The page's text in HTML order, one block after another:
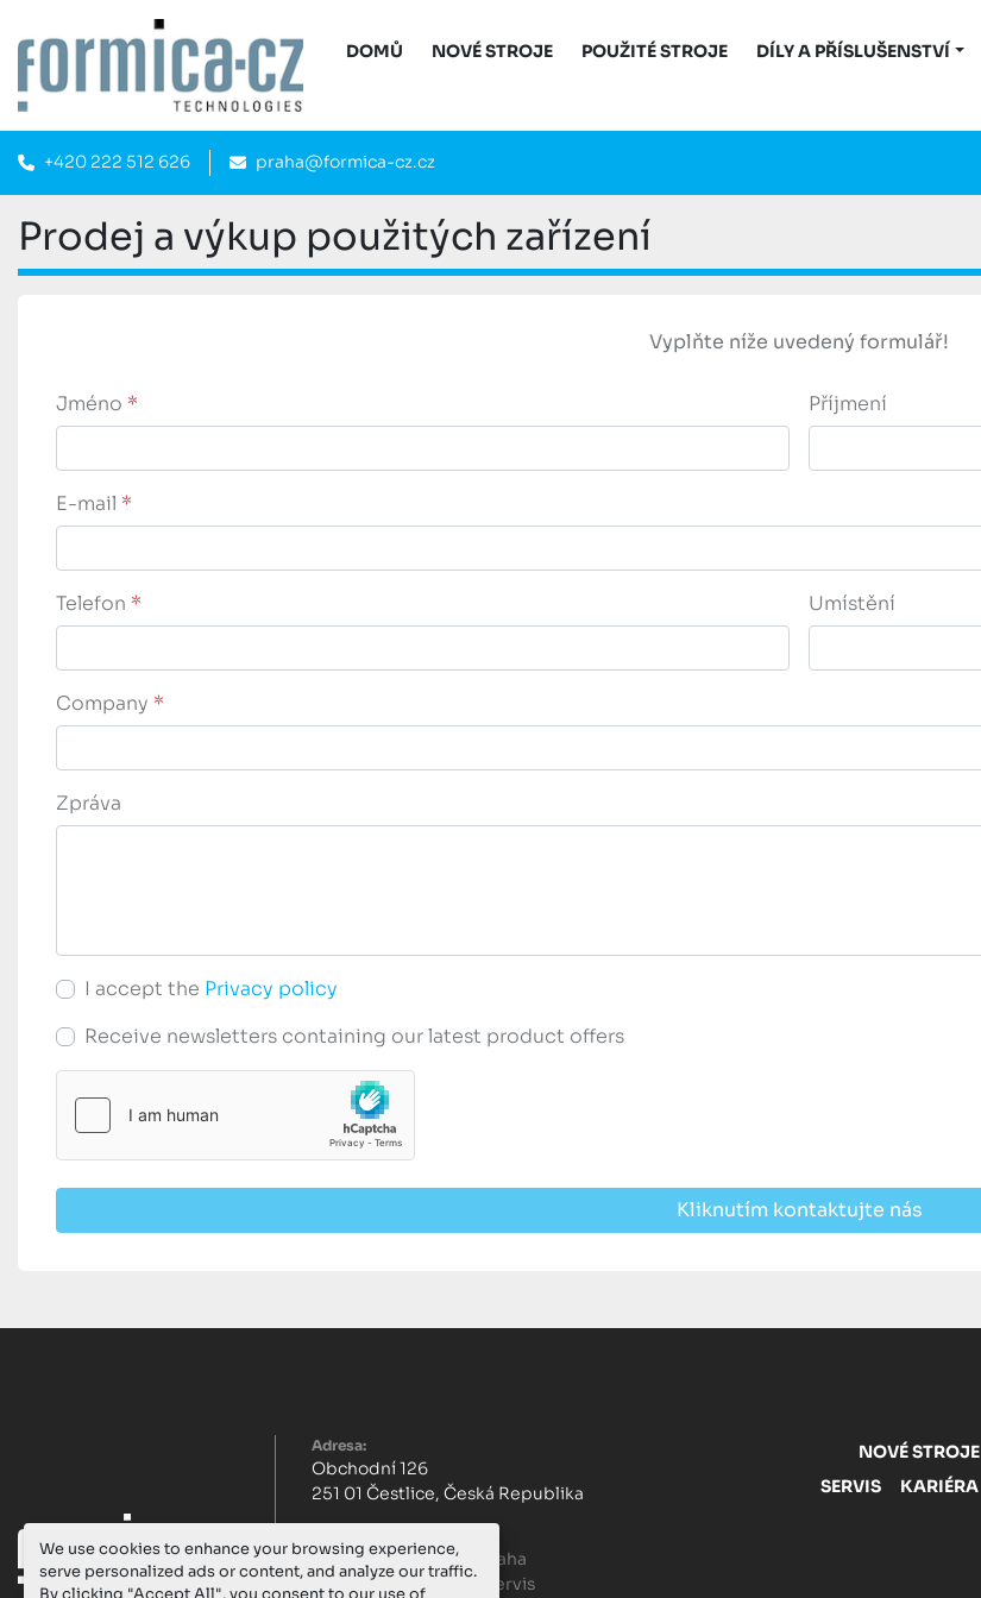
We use cookies to enhance your browsing experience,
serve personalized ads or content, and analyze our traffic.
DOMŮ NOVÉ STROJE POUŽITÉ STROJE DÍLY A PŘÍSLUŠENSTVÍ
+420 222 512 626 praha@formica-cz.cz
Prodej a výkup použitých zařízení
Vyplňte níže uvedený formulář!
Jméno * Příjmení
E-mail *
Telefon * Umístění
Company *
Zpráva
I accept the Privacy policy
Receive newsletters containing our latest product offers
Kliknutím kontaktujte nás
Adresa:
Obchodní 126
251 01 Čestlice, Česká Republika
+420 222 512 626
- Praha
+420 603 299 756 - Servis
NOVÉ STROJE
SERVIS
KARIÉRA